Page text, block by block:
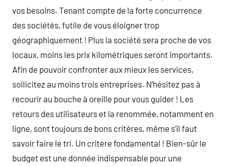
vos besoins. Tenant compte de la forte concurrence
des sociétés, futile de vous éloigner trop
géographiquement ! Plus la société sera proche de vos
locaux, moins les prix kilométriques seront importants.
Afin de pouvoir confronter aux mieux les services,
sollicitez au moins trois entreprises. N’hésitez pas à
recourir au bouche à oreille pour vous guider ! Les
retours des utilisateurs et la renommée, notamment en
ligne, sont toujours de bons critères, même s’il faut
savoir faire le tri. Un critère fondamental ! Bien-sûr le
budget est une donnée indispensable pour une